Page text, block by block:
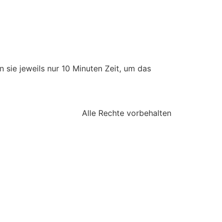
sie jeweils nur 10 Minuten Zeit, um das
Alle Rechte vorbehalten